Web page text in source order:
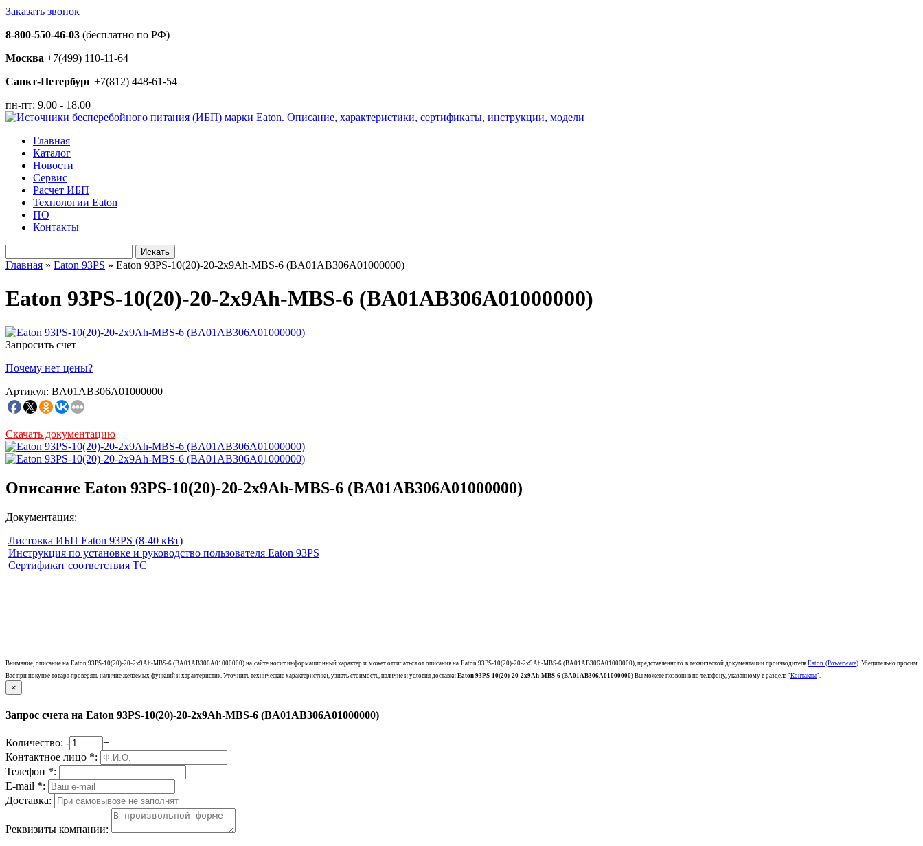
Заказать звонок
8-800-550-46-03 (бесплатно по РФ)
Москва +7(499) 110-11-64
Санкт-Петербург +7(812) 448-61-54
пн-пт: 9.00 - 18.00
Главная
Каталог
Новости
Сервис
Расчет ИБП
Технологии Eaton
ПО
Контакты
Искать
Главная » Eaton 93PS » Eaton 93PS-10(20)-20-2x9Ah-MBS-6 (BA01AB306A01000000)
Eaton 93PS-10(20)-20-2x9Ah-MBS-6 (BA01AB306A01000000)
Запросить счет
Почему нет цены?
Артикул: BA01AB306A01000000
Скачать документацию
Описание Eaton 93PS-10(20)-20-2x9Ah-MBS-6 (BA01AB306A01000000)
Документация:
Листовка ИБП Eaton 93PS (8-40 кВт)
Инструкция по установке и руководство пользователя Eaton 93PS
Сертификат соответствия ТС
Внимание, описание на Eaton 93PS-10(20)-20-2x9Ah-MBS-6 (BA01AB306A01000000) на сайте носит информационный характер и может отличаться от описания на Eaton 93PS-10(20)-20-2x9Ah-MBS-6 (BA01AB306A01000000) , представленного в технической документации производителяEaton (Powerware). Убедительно просим
Вас при покупке товара проверять наличие желаемых функций и характеристик. Уточнить технические характеристики, узнать стоимость, наличие и условия доставки Eaton 93PS-10(20)-20-2x9Ah-MBS-6 (BA01AB306A01000000) Вы можете позвонив по телефону, указанному в разделе "Контакты".
×
Запрос счета на Eaton 93PS-10(20)-20-2x9Ah-MBS-6 (BA01AB306A01000000)
Количество: -
+
Контактное лицо *:
Телефон *:
E-mail *:
Доставка:
Реквизиты компании: